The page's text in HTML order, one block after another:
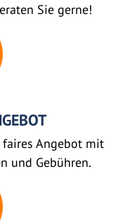
Sie gerne!
Angebot mit
und Gebühren.